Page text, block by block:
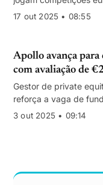
internacional, com
17 out 2025 • 08:55
Apollo avança
com avaliação de
Gestor de private
reforça a vaga de
europeu.
3 out 2025 • 09:14